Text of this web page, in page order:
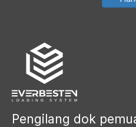
Pengilang dok